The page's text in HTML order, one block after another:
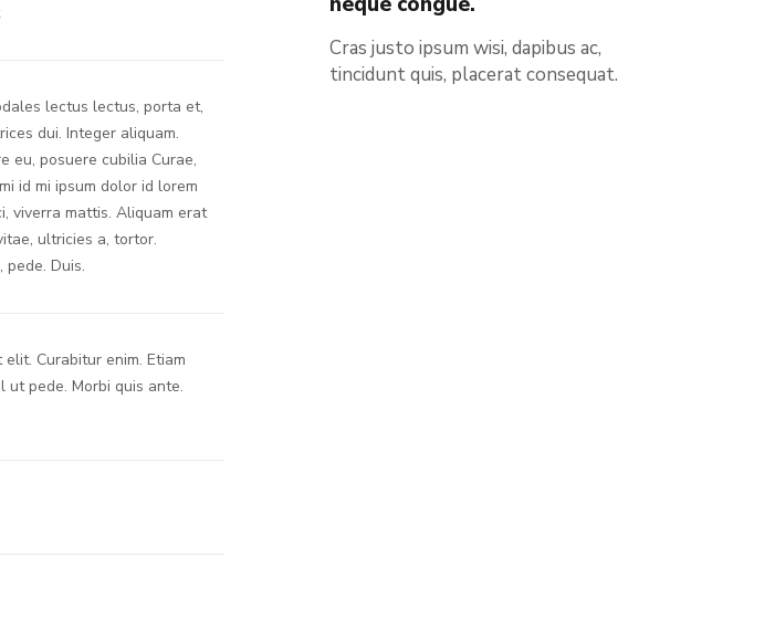
lectus lectus, porta et,
dui. Integer aliquam.
eu, posuere cubilia Curae,
id mi ipsum dolor id lorem
viverra mattis. Aliquam erat
ultricies a, tortor.
pede. Duis.
Curabitur enim. Etiam
ut pede. Morbi quis ante.
Cras justo ipsum wisi, dapibus ac,
tincidunt quis, placerat consequat.